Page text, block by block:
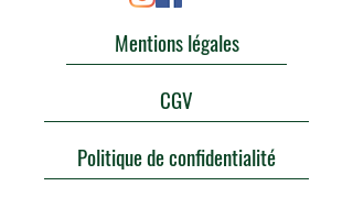
Mentions légales
CGV
Politique de confidentialité